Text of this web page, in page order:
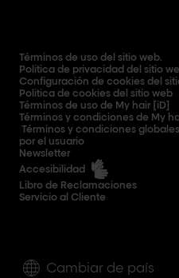
Cambiar de país
Términos de uso del sitio web.
Política de privacidad del sitio
Configuración de cookies del
Política de cookies del sitio web
Términos de uso de My hair [iD]
Términos y condiciones de My
Términos y condiciones
por el usuario
Newsletter
Accesibilidad
Libro de Reclamaciones
Servicio al Cliente